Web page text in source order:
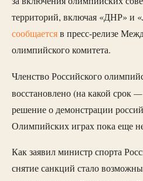
территорий, включая «ДНР» и
сообщаетсяв пресс-релизе
олимпийского комитета.
Членство Российского
восстановлено (на какой срок—
решение о демонстрации
Олимпийских играх пока еще
Как заявил министр спорта
снятие санкций стало